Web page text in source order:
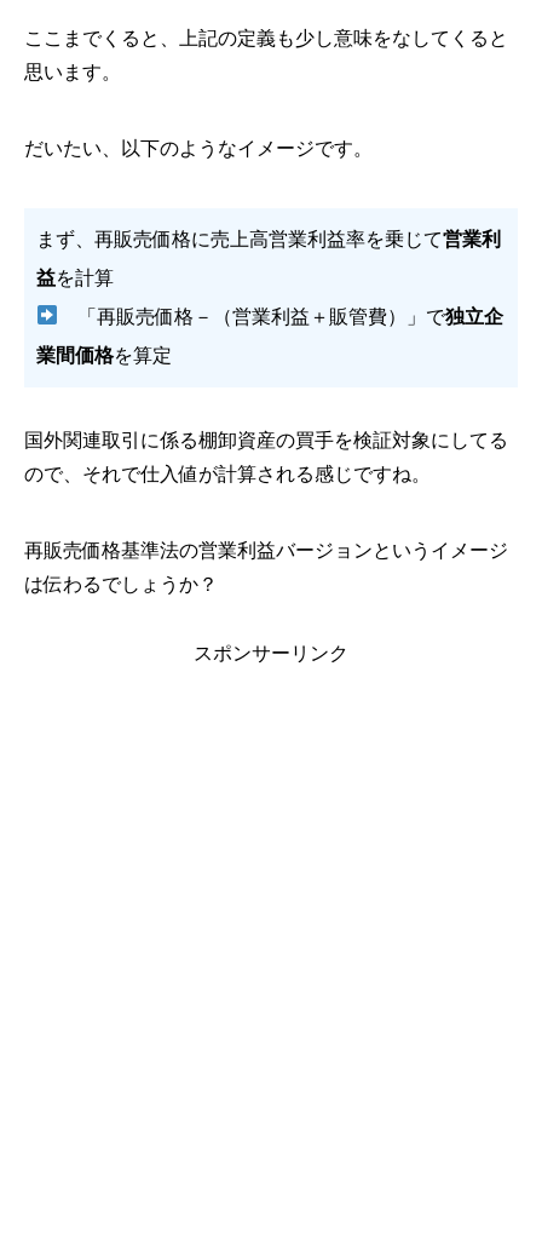
ここまでくると、上記の定義も少し意味をなしてくると
思います。
だいたい、以下のようなイメージです。
まず、再販売価格に売上高営業利益率を乗じて営業利
益を計算
「再販売価格－（営業利益＋販管費）」で独立企
業間価格を算定
国外関連取引に係る棚卸資産の買手を検証対象にしてる
ので、それで仕入値が計算される感じですね。
再販売価格基準法の営業利益バージョンというイメージ
は伝わるでしょうか？
スポンサーリンク